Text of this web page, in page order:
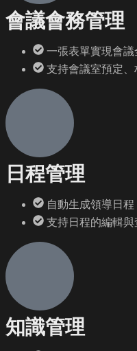
會議會務管理
一張表單實現會
支持會議室預定
日程管理
自動生成領導日
支持日程的編輯
知識管理